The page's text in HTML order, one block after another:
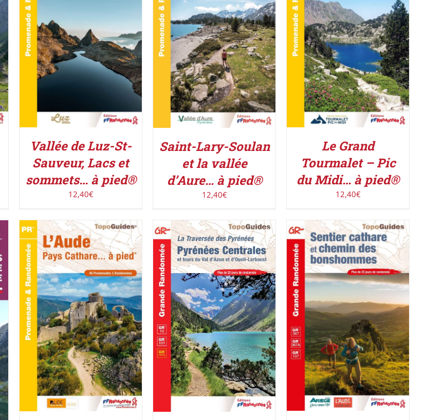
ACHETER LE PRODUIT
DÉTAILS
Vallée de Luz-St-
Sauveur, Lacs et
sommets… à pied®
12,40€
ACHETER LE PRODUIT
/
DÉTAILS
Saint-Lary-Soulan
et la vallée
d’Aure… à pied®
12,40€
ACHETER LE PRODUIT
/
DÉTAILS
Le Grand
Tourmalet – Pic
du Midi… à pied®
12,40€
AJOUTER AU PANIER
/
DÉTAILS
AJOUTER AU PANIER
/
DÉTAILS
ACHETER LE PRODUIT
/
DÉTAILS